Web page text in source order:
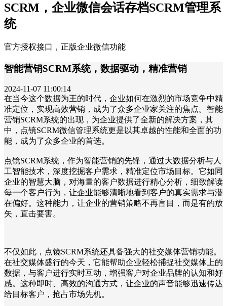
SCRM，企业微信会话存档SCRM管理系
统
官方授权接口，正版企业微信功能
智能营销SCRM系统，数据驱动，精准营销
2024-11-07 11:00:14
在当今这个数据为王的时代，企业如何在激烈的市场竞争中精
准定位，实现高效营销，成为了众多企业家关注的焦点。智能
营销SCRM系统的出现，为企业提供了全新的解决方案，其
中，点镜SCRM微信管理系统更是以其卓越的性能和全面的功
能，成为了众多企业的首选。
点镜SCRM系统，作为智能营销的先锋，通过大数据分析与人
工智能技术，深度挖掘客户需求，精准定位市场目标。它如同
企业的智慧大脑，对海量的客户数据进行精心分析，细致解读
每一个客户行为，让企业能够清晰地看到客户的真实需求与潜
在偏好。这种能力，让企业的营销策略不再盲目，而是有的放
矢，直击要害。
不仅如此，点镜SCRM系统还具备强大的社交媒体营销功能。
在社交媒体盛行的今天，它能帮助企业轻松捕捉社交媒体上的
数据，与客户进行实时互动，增强客户对企业品牌的认知和好
感。这种即时、高效的沟通方式，让企业的声音能够迅速传达
给目标客户，抢占市场先机。